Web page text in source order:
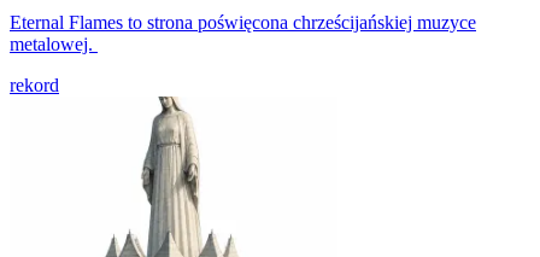
Eternal Flames to strona poświęcona chrześcijańskiej muzyce
metalowej.
rekord